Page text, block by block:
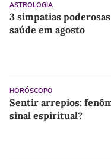
ASTROLOGIA
3 simpatias
saúde em agosto
HORÓSCOPO
Sentir arrepios:
sinal espiritual?